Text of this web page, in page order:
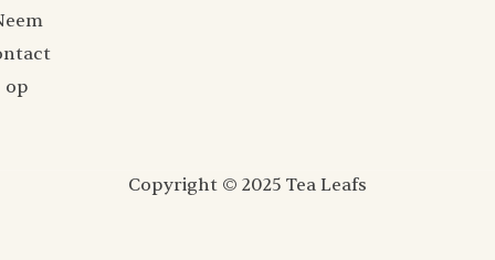
op
Copyright © 2025 Tea Leafs